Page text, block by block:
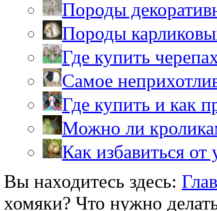
Породы
Породы
Где купить
Самое
Где купить и как
Можно ли
Как избавиться от
Вы находитесь здесь:
хомяки? Что нужно